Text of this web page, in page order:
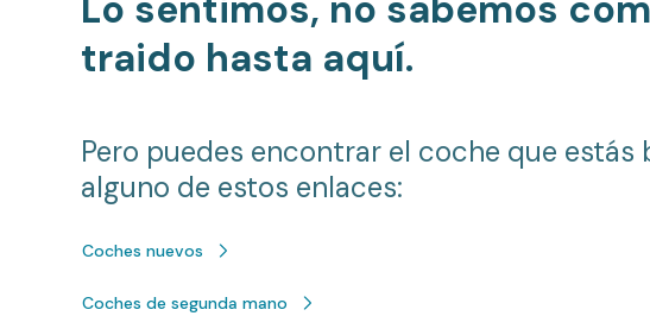
traido hasta aquí.
Pero puedes encontrar el coche que estás
alguno de estos enlaces:
Coches nuevos
Coches de segunda mano